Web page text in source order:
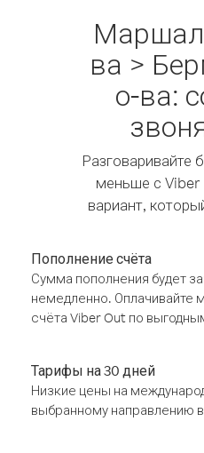
ва >
о-ва:
Разговаривайте
меньше с Viber
вариант,
Пополнение счёта
Сумма пополнения будет
немедленно. Оплачивайте
счёта Viber Out по
Тарифы на 30 дней
Низкие цены на
выбранному направлению